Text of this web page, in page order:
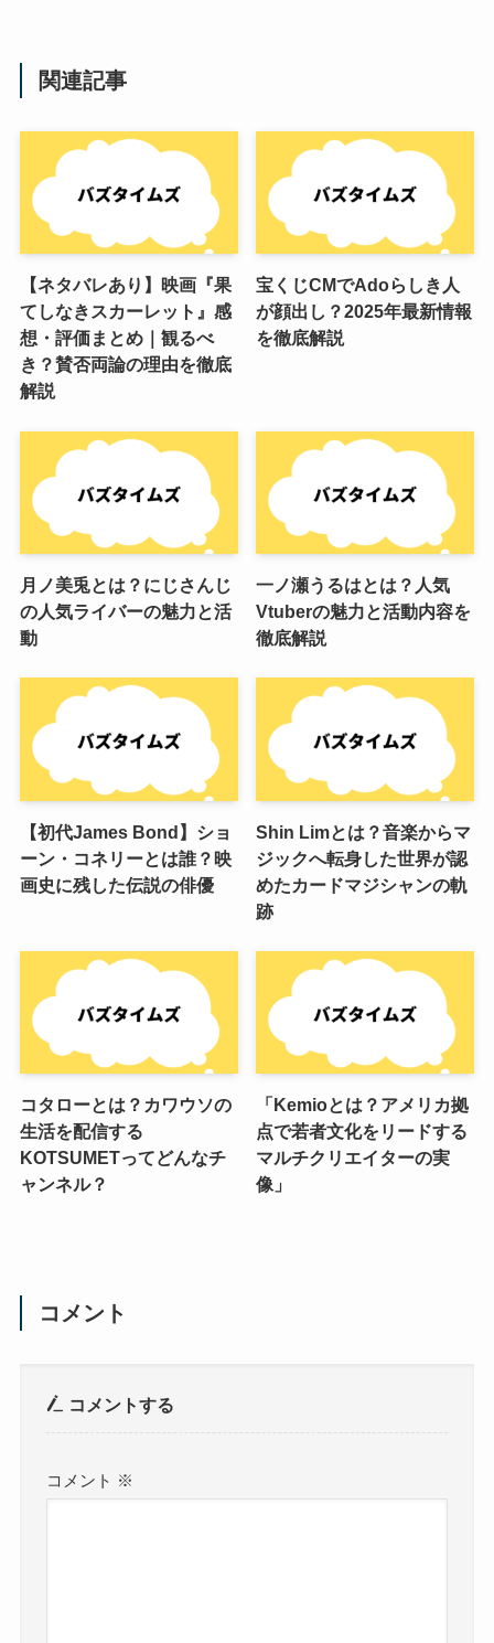
関連記事
【ネタバレあり】映画『果
てしなきスカーレット』感
想・評価まとめ｜観るべ
き？賛否両論の理由を徹底
解説
宝くじCMでAdoらしき人
が顔出し？2025年最新情報
を徹底解説
月ノ美兎とは？にじさんじ
の人気ライバーの魅力と活
動
一ノ瀬うるはとは？人気
Vtuberの魅力と活動内容を
徹底解説
【初代James Bond】ショ
ーン・コネリーとは誰？映
画史に残した伝説の俳優
Shin Limとは？音楽からマ
ジックへ転身した世界が認
めたカードマジシャンの軌
跡
コタローとは？カワウソの
生活を配信する
KOTSUMETってどんなチ
ャンネル？
「Kemioとは？アメリカ拠
点で若者文化をリードする
マルチクリエイターの実
像」
コメント
コメントする
コメント ※